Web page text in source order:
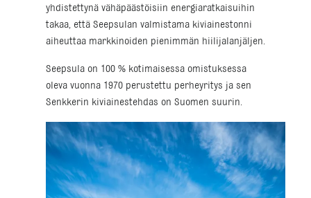
yhdistettynä vähäpäästöisiin energiaratkaisuihin
takaa, että Seepsulan valmistama kiviainestonni
aiheuttaa markkinoiden pienimmän hiilijalanjäljen.
Seepsula on 100 % kotimaisessa omistuksessa
oleva vuonna 1970 perustettu perheyritys ja sen
Senkkerin kiviainestehdas on Suomen suurin.